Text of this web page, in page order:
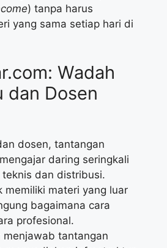
) tanpa harus
yang sama setiap hari di
Wadah
dan Dosen
dosen, tantangan
daring seringkali
dan distribusi.
memiliki materi yang luar
bagaimana cara
profesional.
menjawab tantangan